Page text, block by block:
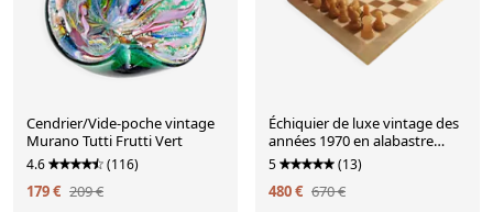
Cendrier/Vide-poche vintage
Murano Tutti Frutti Vert
4.6 (116)
179 € 209 €
Échiquier de luxe vintage des
années 1970 en alabastre
italien fait main de Volterra -
blanc et agate naturelle (brun)
5 (13)
480 € 670 €